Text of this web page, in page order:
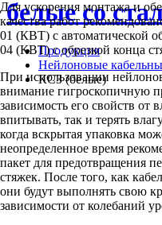
белые со
Продукция
Нейлоновые
КСЗ (белые)
Для ускорения монтажа и
качества работ
01 (КВТ) с автоматической
04 (КВТ) с обрезкой конца
При использовании
внимание гигроскопичную
зависимость его свойств от
впитывать, так и терять
когда вскрытая упаковка
неопределенное время
пакет для предотвращения
стяжек. После того, как
они будут выполнять свою
зависимости от колебаний